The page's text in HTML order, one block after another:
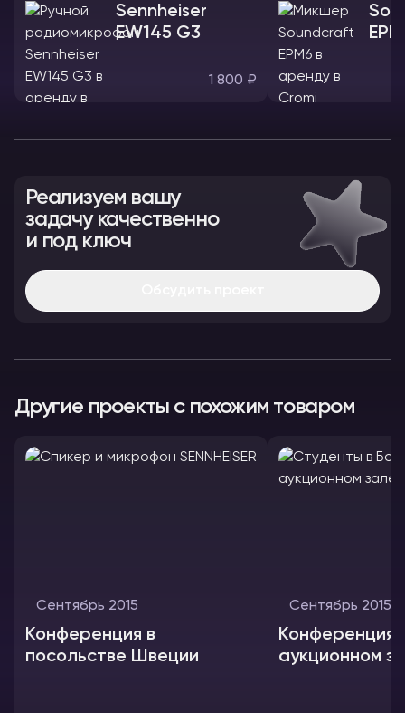
Sennheiser
EW145 G3
1 800 ₽
Реализуем вашу
задачу качественно
и под ключ
Другие проекты с похожим товаром
Сентябрь 2015
Конференция в
посольстве Швеции
Сентябрь 2015
Конференция
аукционном